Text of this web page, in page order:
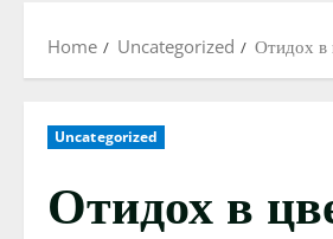
Home Uncategorized Отидох в
Uncategorized
Отидох в